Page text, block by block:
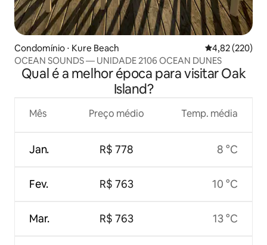
Condomínio ⋅ Kure Beach 4,82 de uma
4,82 (220)
OCEAN SOUNDS — UNIDADE 2106 OCEAN DUNES
Qual é a melhor época para visitar Oak
Island?
Mês
Jan.
Fev.
Mar.
Preço médio
R$ 778
R$ 763
R$ 763
Temp. média
8 °C
10 °C
13 °C